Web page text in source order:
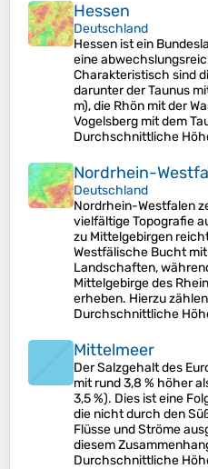
Hessen
Deutschland
Hessen ist ein
eine
Charakteristisch sind
darunter der Taunus
m), die Rhön mit der
Vogelsberg mit dem
Durchschnittliche
Nordrhein-
Deutschland
Nordrhein-Westfalen
vielfältige Topografie
zu Mittelgebirgen
Westfälische Bucht
Landschaften,
Mittelgebirge des
erheben. Hierzu
Durchschnittliche
Mittelmeer
Der Salzgehalt des
mit rund 3,8 % höher
3,5 %). Dies ist eine
die nicht durch den
Flüsse und Ströme
diesem
Durchschnittliche